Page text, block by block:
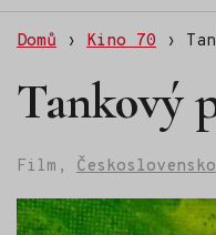
Domů › Kino 70 ›
Tankový
Film, Československo